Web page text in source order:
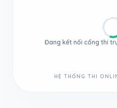
Đang kết nối cổng thi
HỆ THỐNG THI